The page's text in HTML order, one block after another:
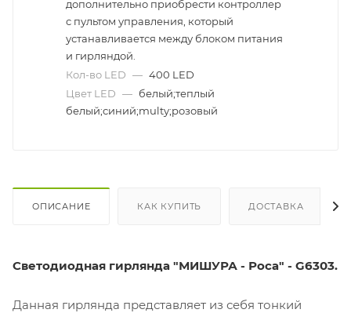
дополнительно приобрести контроллер
с пультом управления, который
устанавливается между блоком питания
и гирляндой.
Кол-во LED — 400 LED
Цвет LED — белый;теплый
белый;синий;multy;розовый
ОПИСАНИЕ КАК КУПИТЬ ДОСТАВКА
Светодиодная гирлянда "МИШУРА - Роса" - G6303.
Данная гирлянда представляет из себя тонкий